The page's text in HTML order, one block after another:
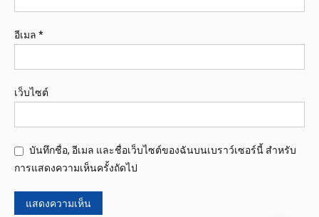
อีเมล *
เว็บไซต์
บันทึกชื่อ, อีเมล และชื่อเว็บไซต์ของฉันบนเบราว์เซอร์นี้ สำหรับ
การแสดงความเห็นครั้งถัดไป